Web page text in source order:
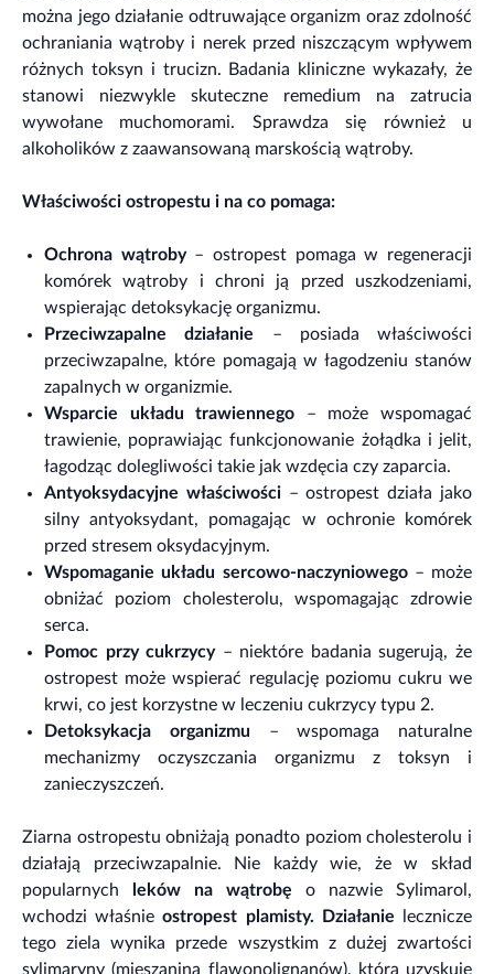
można jego działanie odtruwające organizm oraz zdolność
ochraniania wątroby i nerek przed niszczącym wpływem
różnych toksyn i trucizn. Badania kliniczne wykazały, że
stanowi niezwykle skuteczne remedium na zatrucia
wywołane muchomorami. Sprawdza się również u
alkoholików z zaawansowaną marskością wątroby.
Właściwości ostropestu i na co pomaga:
Ochrona wątroby– ostropest pomaga w regeneracji
komórek wątroby i chroni ją przed uszkodzeniami,
wspierając detoksykację organizmu.
Przeciwzapalne działanie – posiada właściwości
przeciwzapalne, które pomagają w łagodzeniu stanów
zapalnych w organizmie.
Wsparcie układu trawiennego – może wspomagać
trawienie, poprawiając funkcjonowanie żołądka i jelit,
łagodząc dolegliwości takie jak wzdęcia czy zaparcia.
Antyoksydacyjne właściwości– ostropest działa jako
silny antyoksydant, pomagając w ochronie komórek
przed stresem oksydacyjnym.
Wspomaganie układu sercowo-naczyniowego– może
obniżać poziom cholesterolu, wspomagając zdrowie
serca.
Pomoc przy cukrzycy– niektóre badania sugerują, że
ostropest może wspierać regulację poziomu cukru we
krwi, co jest korzystne w leczeniu cukrzycy typu 2.
Detoksykacja organizmu – wspomaga naturalne
mechanizmy oczyszczania organizmu z toksyn i
zanieczyszczeń.
Ziarna ostropestu obniżają ponadto poziom cholesterolu i
działają przeciwzapalnie. Nie każdy wie, że w skład
popularnych
leków na wątrobę o nazwie Sylimarol,
wchodzi właśnieostropest plamisty. Działanie lecznicze
tego ziela wynika przede wszystkim z dużej zwartości
sylimaryny (mieszanina flawonolignanów), którą uzyskuje